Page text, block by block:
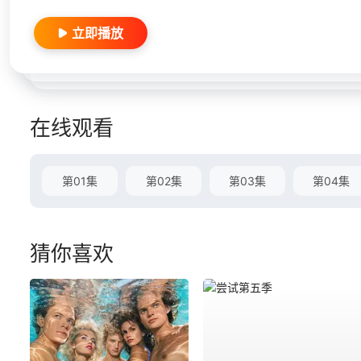
立即播放
在线观看
第01集 第02集 第03集 第04集
猜你喜欢